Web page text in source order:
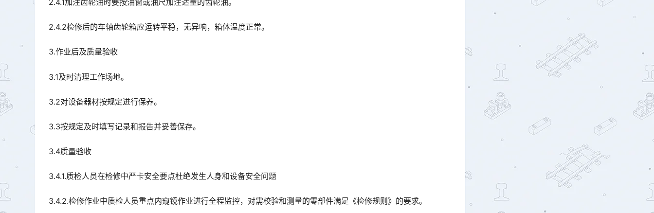
2.4.2检修后的车轴齿轮箱应运转平稳，无异响，箱体温度正常。
3.作业后及质量验收
3.1及时清理工作场地。
3.2对设备器材按规定进行保养。
3.3按规定及时填写记录和报告并妥善保存。
3.4质量验收
3.4.1.质检人员在检修中严卡安全要点杜绝发生人身和设备安全问题
3.4.2.检修作业中质检人员重点内窥镜作业进行全程监控，对需校验和测量的零部件满足《检修规则》的要求。